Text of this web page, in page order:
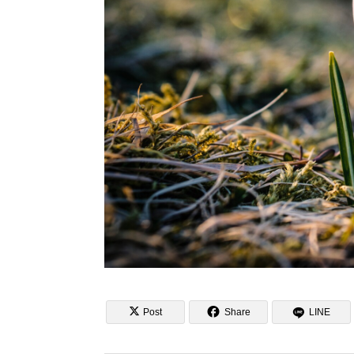
 Post  Share LINE